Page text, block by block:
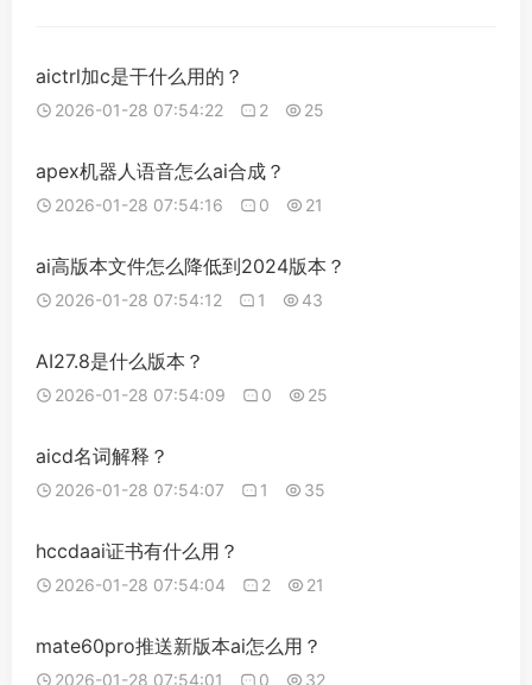
aictrl加c是干什么用的？
2026-01-28 07:54:22 2 25
apex机器人语音怎么ai合成？
2026-01-28 07:54:16 0 21
ai高版本文件怎么降低到2024版本？
2026-01-28 07:54:12 1 43
AI27.8是什么版本？
2026-01-28 07:54:09 0 25
aicd名词解释？
2026-01-28 07:54:07 1 35
hccdaai证书有什么用？
2026-01-28 07:54:04 2 21
mate60pro推送新版本ai怎么用？
2026-01-28 07:54:01 0 32